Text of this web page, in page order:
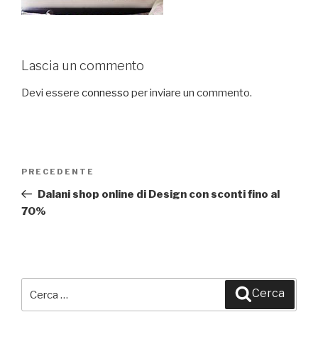
Lascia un commento
Devi essere connesso per inviare un commento.
Articolo
precedente:
PRECEDENTE
Dalani shop online di Design con sconti fino al
70%
Cerca